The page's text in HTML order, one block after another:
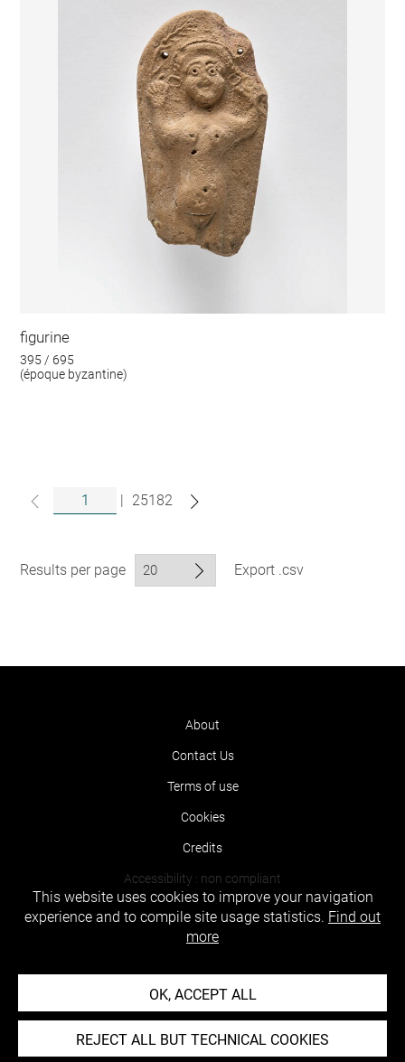
figurine
395 / 695
(époque byzantine)
| 25182
Results per page Export .csv
About
Contact Us
Terms of use
Cookies
Credits
Accessibility : non compliant
This website uses cookies to improve your navigation
experience and to compile site usage statistics. Find out
more
OK, ACCEPT ALL
REJECT ALL BUT TECHNICAL COOKIES